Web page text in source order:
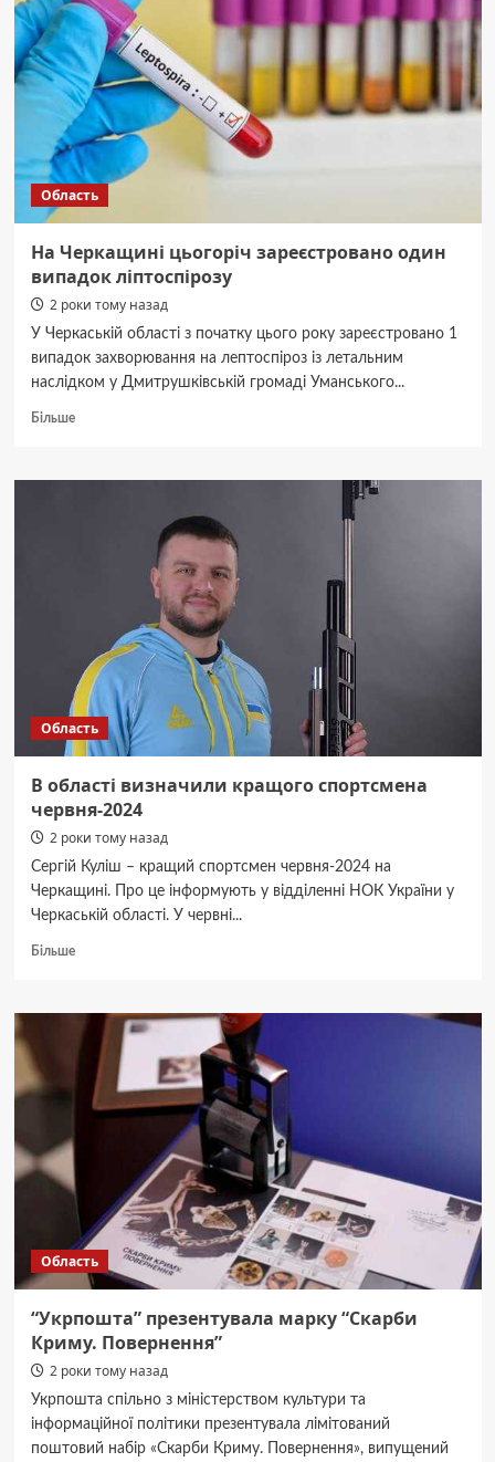
два
ворожі
танки
та
три
засоби
ППО
Область
На Черкащині цьогоріч зареєстровано один
випадок ліптоспірозу
2 роки тому назад
У Черкаській області з початку цього року зареєстровано 1
випадок захворювання на лептоспіроз із летальним
наслідком у Дмитрушківській громаді Уманського...
БільшеДокладніше
Черкащині
ліптоспірозу
Область
В області визначили кращого спортсмена
червня-2024
2 роки тому назад
Сергій Куліш – кращий спортсмен червня-2024 на
Черкащині. Про це інформують у відділенні НОК України у
Черкаській області. У червні...
БільшеДокладніше
області
визначили
кращого
спортсмена
червня-2024
Область
“Укрпошта” презентувала марку “Скарби
Криму. Повернення”
2 роки тому назад
Укрпошта спільно з міністерством культури та
інформаційної політики презентувала лімітований
поштовий набір «Скарби Криму. Повернення», випущений